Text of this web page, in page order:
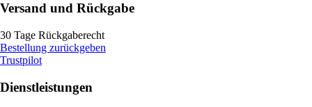
Versand und Rückgabe
30 Tage Rückgaberecht
Bestellung zurückgeben
Trustpilot
Dienstleistungen